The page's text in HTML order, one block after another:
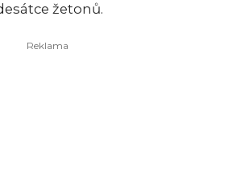
žetonů.